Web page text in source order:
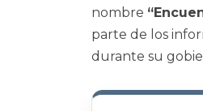
nombre
parte de los
durante su